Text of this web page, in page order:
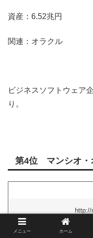
資産：6.52兆円
関連：オラクル
ビジネスソフトウェア
り。
第4位 マンシオ・
http://
メニュー ホーム